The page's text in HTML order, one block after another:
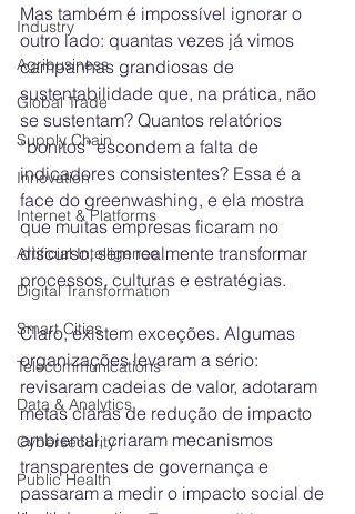
Industry
Agribusiness
Global Trade
Supply Chain
Innovation
Internet & Platforms
Artificial Intelligence
Digital Transformation
Smart Cities
Telecommunications
Data & Analytics
Cybersecurity
Public Health
Mas também é impossível ignorar o
outro lado: quantas vezes já vimos
campanhas grandiosas de
sustentabilidade que, na prática, não
se sustentam? Quantos relatórios
“bonitos” escondem a falta de
indicadores consistentes? Essa é a
face do greenwashing, e ela mostra
que muitas empresas ficaram no
discurso, sem realmente transformar
processos, culturas e estratégias.
Claro, existem exceções. Algumas
organizações levaram a sério:
revisaram cadeias de valor, adotaram
metas claras de redução de impacto
ambiental, criaram mecanismos
transparentes de governança e
passaram a medir o impacto social de